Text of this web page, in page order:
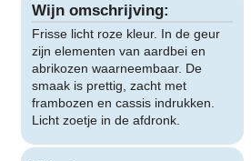
Wijn omschrijving:
Frisse licht roze kleur. In de geur
zijn elementen van aardbei en
abrikozen waarneembaar. De
smaak is prettig, zacht met
frambozen en cassis indrukken.
Licht zoetje in de afdronk.